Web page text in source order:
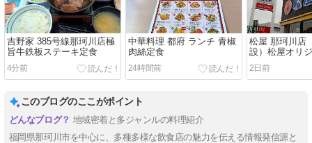
吉野家 385号線那珂川店極
旨牛鉄板ステーキ定食
4分前
中華料理 都府 ランチ 青椒
肉絲定食
24時間前
松屋 那珂川店
設）松屋オリ
ローストビーフ
2日前
このブログのここがポイント
地域密着と多ジャンルの料理紹介
福岡県那珂川市を中心に、多種多様な飲食店の魅力を伝える情報発信源と